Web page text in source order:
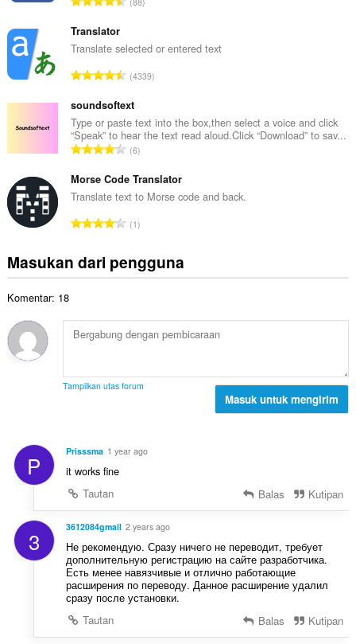
h
t
a
p
e
n
d
p
a
:
l
h
o
t
a
p
e
d
p
a
Translator
Translate selected or entered text
J
m
l
a
h
o
t
a
e
n
p
:
4339
soundsoftext
Type or paste text into the box,then select a voice and click
“Speak” to hear the text read aloud.Click “Download” to sav...
J
m
l
h
o
t
p
e
a
:
6
Morse Code Translator
Translate text to Morse code and back.
J
l
t
o
l
d
t
:
1
Masukan dari pengguna
Komentar: 18
Tampilkan utas forum
Masuk untuk mengirim
P Prisssma 1 year ago
it works fine
Tautan
Balas Kutipan
3 3612084gmail 2 years ago
Не рекомендую. Сразу ничего не переводит, требует
дополнительную регистрацию на сайте разработчика.
Есть менее навязчивые и отлично работающие
расширения по переводу. Данное расширение удалил
сразу после установки.
Tautan
Balas Kutipan